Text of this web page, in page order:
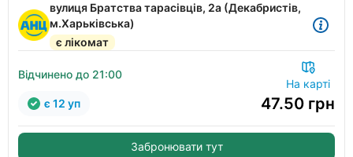
вулиця Братства тарасівців, 2а (Декабристів,
м.Харьківська)
є лікомат
Відчинено до 21:00
На карті
47.50 грн
є 12 уп
Забронювати тут